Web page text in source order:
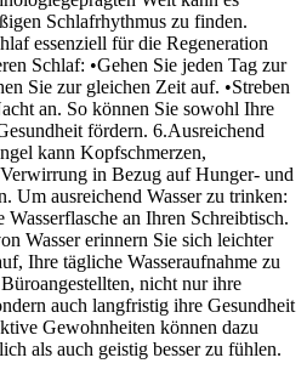
Schlafrhythmus zu finden.
essenziell für die Regeneration
Schlaf: •Gehen Sie jeden Tag zur
Sie zur gleichen Zeit auf. •Streben
an. So können Sie sowohl Ihre
fördern. 6.Ausreichend
kann Kopfschmerzen,
in Bezug auf Hunger- und
Um ausreichend Wasser zu trinken:
Wasserflasche an Ihren Schreibtisch.
Wasser erinnern Sie sich leichter
Ihre tägliche Wasseraufnahme zu
nicht nur ihre
auch langfristig ihre Gesundheit
Gewohnheiten können dazu
als auch geistig besser zu fühlen.